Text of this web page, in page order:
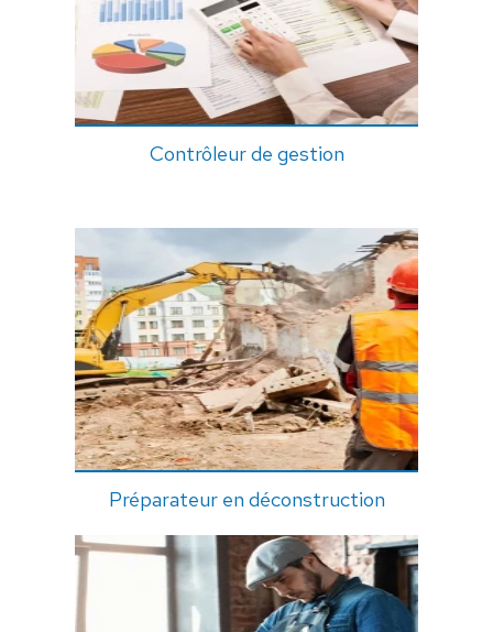
Contrôleur de gestion
Préparateur en déconstruction